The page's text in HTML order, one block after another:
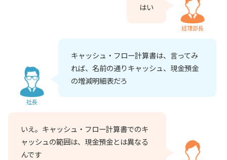
はい
経理部長
社長
キャッシュ・フロー計算書は、言ってみ
れば、名前の通りキャッシュ、現金預金
の増減明細表だろ
いえ。キャッシュ・フロー計算書でのキ
ャッシュの範囲は、現金預金とは異なる
んです